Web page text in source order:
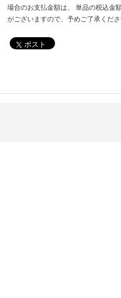
場合のお支払金額は、 単品の税込金
がございますので、予めご了承くださ
ポスト